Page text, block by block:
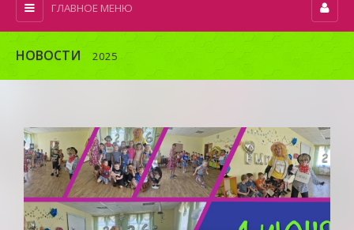
ГЛАВНОЕ МЕНЮ
НОВОСТИ 2025